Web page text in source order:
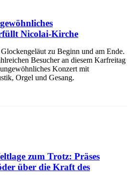
Nicolai-Kirche
zu Beginn und am Ende.
Besucher an diesem Karfreitag
Konzert mit
Orgel und Gesang.
zum Trotz: Präses
über die Kraft des